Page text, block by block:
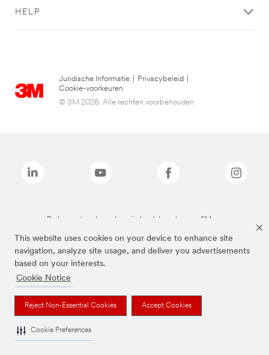
This website uses cookies on your device to enhance site
navigation, analyze site usage, and deliver you advertisements
based on your interests.
Cookie Notice
Reject Non-Essential Cookies Accept Cookies
Cookie Preferences
HELP
Juridische Informatie Privacybeleid
Cookie-voorkeuren
© 3M 2026. Alle rechten voorbehouden.
De bovenstaande merken zijn handelsmerken van 3M.we